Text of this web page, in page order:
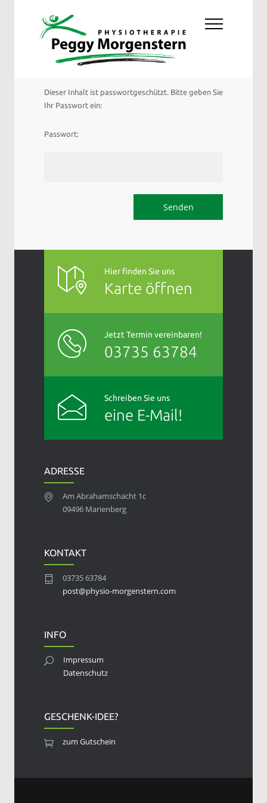
Dieser Inhalt ist passwortgeschützt. Bitte geben Sie
Ihr Passwort ein:
Passwort:
Hier finden Sie uns
Karte öffnen
Jetzt Termin vereinbaren!
03735 63784
Schreiben Sie uns
eine E-Mail!
ADRESSE
Am Abrahamschacht 1c
09496 Marienberg
KONTAKT
03735 63784
post@physio-morgenstern.com
INFO
Impressum
Datenschutz
GESCHENK-IDEE?
zum Gutschein